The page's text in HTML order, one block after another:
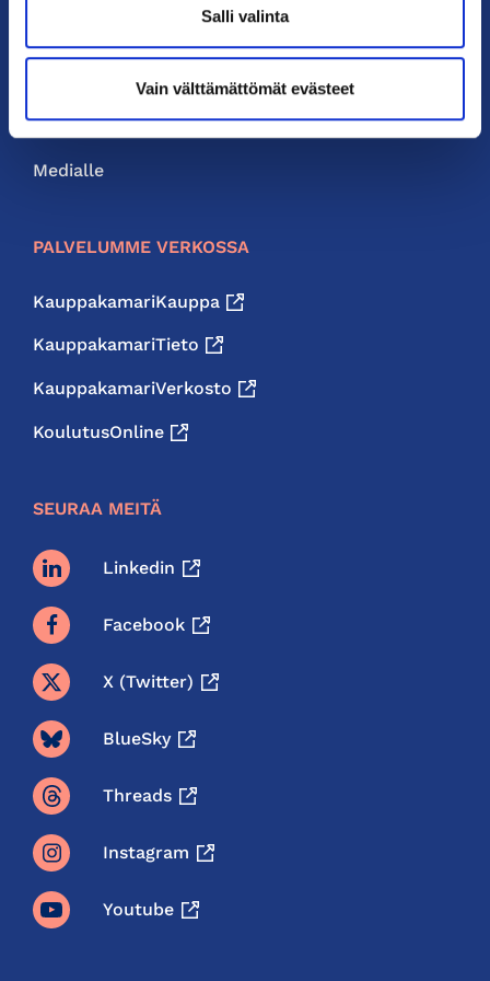
Salli valinta
Vain välttämättömät evästeet
Neuvonta ja palvelut
Jäsenedut
Medialle
PALVELUMME VERKOSSA
KauppakamariKauppa
KauppakamariTieto
KauppakamariVerkosto
KoulutusOnline
SEURAA MEITÄ
Linkedin
Facebook
X (twitter)
BlueSky
Threads
Instagram
Youtube